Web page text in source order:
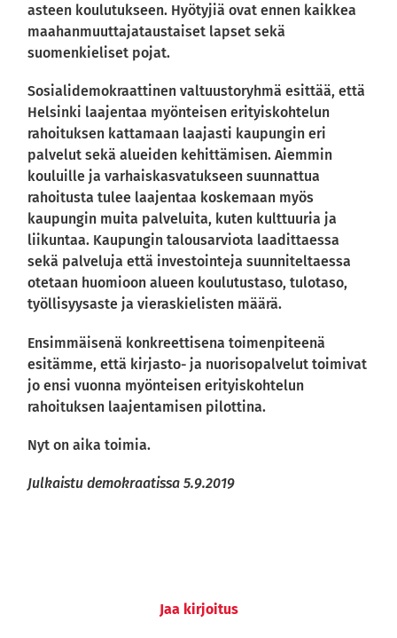
asteen koulutukseen. Hyötyjiä ovat ennen kaikkea
maahanmuuttajataustaiset lapset sekä
suomenkieliset pojat.
Sosialidemokraattinen valtuustoryhmä esittää, että
Helsinki laajentaa myönteisen erityiskohtelun
rahoituksen kattamaan laajasti kaupungin eri
palvelut sekä alueiden kehittämisen. Aiemmin
kouluille ja varhaiskasvatukseen suunnattua
rahoitusta tulee laajentaa koskemaan myös
kaupungin muita palveluita, kuten kulttuuria ja
liikuntaa. Kaupungin talousarviota laadittaessa
sekä palveluja että investointeja suunniteltaessa
otetaan huomioon alueen koulutustaso, tulotaso,
työllisyysaste ja vieraskielisten määrä.
Ensimmäisenä konkreettisena toimenpiteenä
esitämme, että kirjasto- ja nuorisopalvelut toimivat
jo ensi vuonna myönteisen erityiskohtelun
rahoituksen laajentamisen pilottina.
Nyt on aika toimia.
Julkaistu demokraatissa 5.9.2019
Jaa kirjoitus